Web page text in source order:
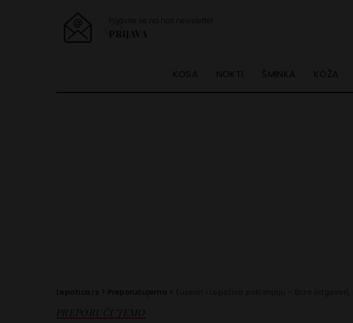
Prijavite se na naš newsletter
PRIJAVA
KOSA NOKTI ŠMINKA KOŽA
Lepotica.rs > Preporučujemo >
PREPORUČUJEMO